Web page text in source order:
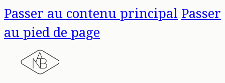
Passer au contenu principal Passer
au pied de page